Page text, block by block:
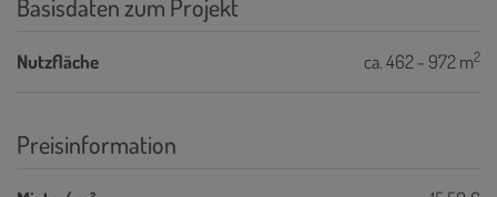
Basisdaten zum Projekt
Nutzfläche ca. 462 - 972 m2
Preisinformation